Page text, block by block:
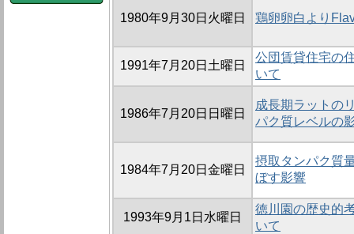
1980年9月30日火曜日 鶏卵卵白より
1991年7月20日土曜日
公団賃貸住宅の
いて
1986年7月20日日曜日
成長期ラットの
パク質レベルの
1984年7月20日金曜日
摂取タンパク質
ぼす影響
1993年9月1日水曜日
徳川園の歴史的
いて